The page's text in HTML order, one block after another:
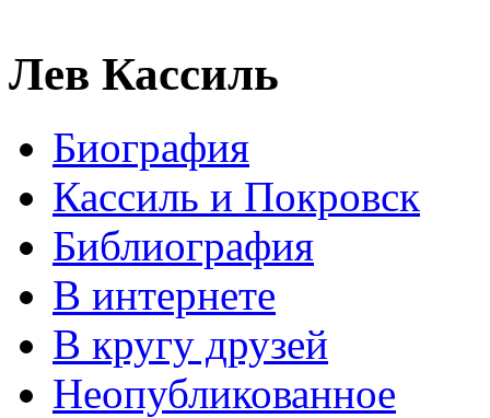
Лев Кассиль
Биография
Кассиль и Покровск
Библиография
В интернете
В кругу друзей
Неопубликованное